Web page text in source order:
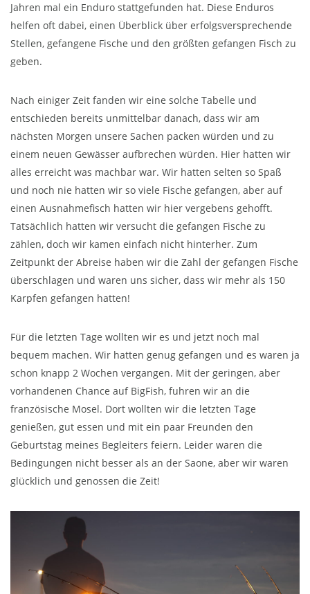
Jahren mal ein Enduro stattgefunden hat. Diese Enduros
helfen oft dabei, einen Überblick über erfolgsversprechende
Stellen, gefangene Fische und den größten gefangen Fisch zu
geben.
Nach einiger Zeit fanden wir eine solche Tabelle und
entschieden bereits unmittelbar danach, dass wir am
nächsten Morgen unsere Sachen packen würden und zu
einem neuen Gewässer aufbrechen würden. Hier hatten wir
alles erreicht was machbar war. Wir hatten selten so Spaß
und noch nie hatten wir so viele Fische gefangen, aber auf
einen Ausnahmefisch hatten wir hier vergebens gehofft.
Tatsächlich hatten wir versucht die gefangen Fische zu
zählen, doch wir kamen einfach nicht hinterher. Zum
Zeitpunkt der Abreise haben wir die Zahl der gefangen Fische
überschlagen und waren uns sicher, dass wir mehr als 150
Karpfen gefangen hatten!
Für die letzten Tage wollten wir es und jetzt noch mal
bequem machen. Wir hatten genug gefangen und es waren ja
schon knapp 2 Wochen vergangen. Mit der geringen, aber
vorhandenen Chance auf BigFish, fuhren wir an die
französische Mosel. Dort wollten wir die letzten Tage
genießen, gut essen und mit ein paar Freunden den
Geburtstag meines Begleiters feiern. Leider waren die
Bedingungen nicht besser als an der Saone, aber wir waren
glücklich und genossen die Zeit!